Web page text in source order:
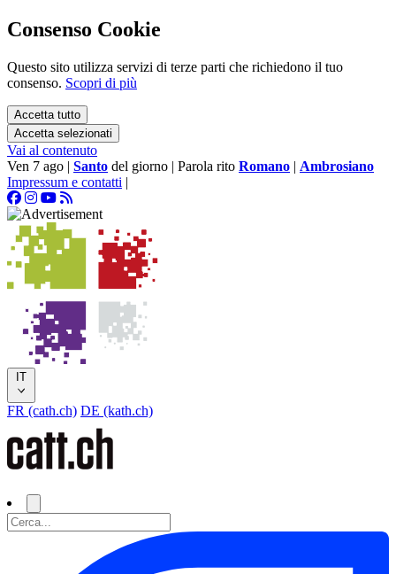
Consenso Cookie
Questo sito utilizza servizi di terze parti che richiedono il tuo
consenso. Scopri di più
Accetta tutto
Accetta selezionati
Vai al contenuto
Ven 7 ago | Santo del giorno | Parola rito Romano | Ambrosiano
Impressum e contatti |
IT
FR (cath.ch) DE (kath.ch)